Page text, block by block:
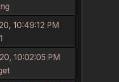
10:49:12 PM
10:02:05 PM